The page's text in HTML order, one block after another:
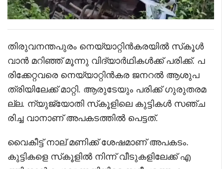
തിരുവനന്തപുരം നെയ്യാറ്റിൻകരയിൽ സ്‌കൂൾ
വാൻ മറിഞ്ഞ് മൂന്നു വിദ്യാർഥികൾക്ക് പരിക്ക്. പ
രിക്കേറ്റവരെ നെയ്യാറ്റിൻകര ജനറൽ ആശുപ
ത്രിയിലേക്ക് മാറ്റി. ആരുടേയും പരിക്ക് ഗുരുതരമ
ല്ല. ന്യുജ്യോതി സ്‌കൂളിലെ കുട്ടികൾ സഞ്ച
രിച്ച വാനാണ് അപകടത്തിൽ പെട്ടത്.
വൈകീട്ട് നാല് മണിക്ക് ശേഷമാണ് അപകടം.
കുട്ടികളെ സ്‌കൂളിൽ നിന്ന് വീടുകളിലേക്ക് എ